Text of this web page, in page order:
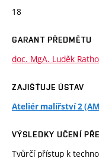
18
GARANT PŘEDMĚTU
doc. MgA. Luděk
ZAJIŠŤUJE ÚSTAV
Ateliér malířství 2
VÝSLEDKY UČENÍ
Tvůrčí přístup k